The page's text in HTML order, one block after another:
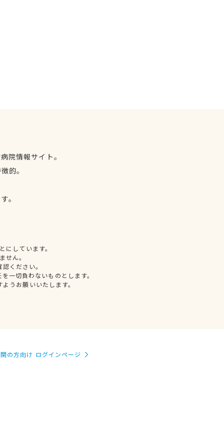
院情報サイト。
的。
。
しています。
せん。
ください。
一切負わないものとします。
うお願いいたします。
の方向け ログインページ